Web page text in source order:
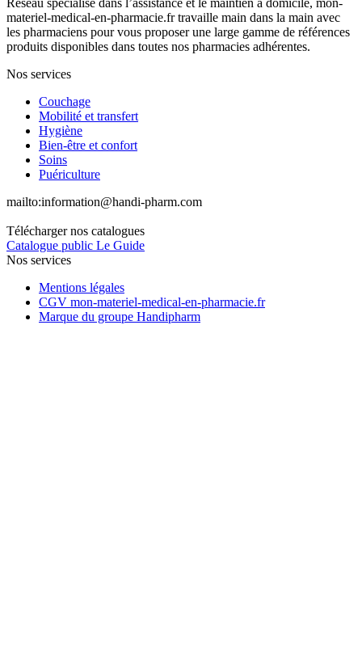
materiel-medical-en-pharmacie.fr travaille main dans la main avec
les pharmaciens pour vous proposer une large gamme de références
produits disponibles dans toutes nos pharmacies adhérentes.
Nos services
Couchage
Mobilité et transfert
Hygiène
Bien-être et confort
Soins
Puériculture
mailto:information@handi-pharm.com
Télécharger nos catalogues
Catalogue public Le Guide
Nos services
Mentions légales
CGV mon-materiel-medical-en-pharmacie.fr
Marque du groupe Handipharm